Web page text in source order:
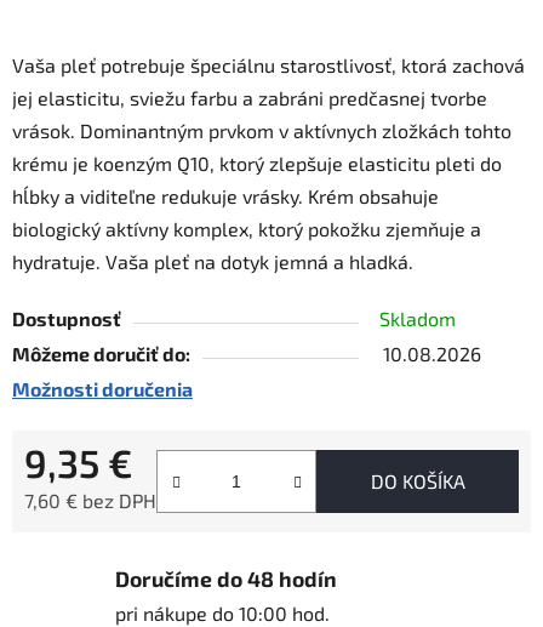
Vaša pleť potrebuje špeciálnu starostlivosť, ktorá zachová
jej elasticitu, sviežu farbu a zabráni predčasnej tvorbe
vrások. Dominantným prvkom v aktívnych zložkách tohto
krému je koenzým Q10, ktorý zlepšuje elasticitu pleti do
hĺbky a viditeľne redukuje vrásky. Krém obsahuje
biologický aktívny komplex, ktorý pokožku zjemňuje a
hydratuje. Vaša pleť na dotyk jemná a hladká.
Dostupnosť
Skladom
Môžeme doručiť do:
10.08.2026
Možnosti doručenia
9,35 €
7,60 € bez DPH
DO KOŠÍKA
Doručíme do 48 hodín
pri nákupe do 10:00 hod.